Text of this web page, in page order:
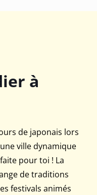
à
de japonais lors
ville dynamique
pour toi ! La
de traditions
festivals animés